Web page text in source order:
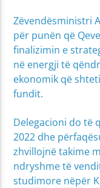
Zëvendësministri
për punën që
finalizimin e
në energji të
ekonomik që
fundit.
Delegacioni do të
2022 dhe
zhvillojnë takime
ndryshme të
studimore nëpër